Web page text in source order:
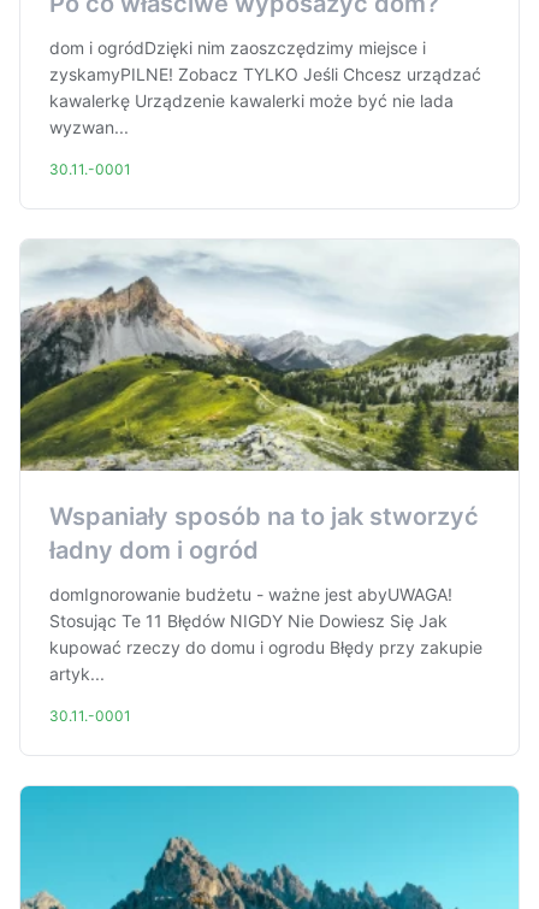
dom i ogródDzięki nim zaoszczędzimy miejsce i
zyskamyPILNE! Zobacz TYLKO Jeśli Chcesz urządzać
kawalerkę Urządzenie kawalerki może być nie lada
wyzwan...
30.11.-0001
Wspaniały sposób na to jak stworzyć
ładny dom i ogród
domIgnorowanie budżetu - ważne jest abyUWAGA!
Stosując Te 11 Błędów NIGDY Nie Dowiesz Się Jak
kupować rzeczy do domu i ogrodu Błędy przy zakupie
artyk...
30.11.-0001